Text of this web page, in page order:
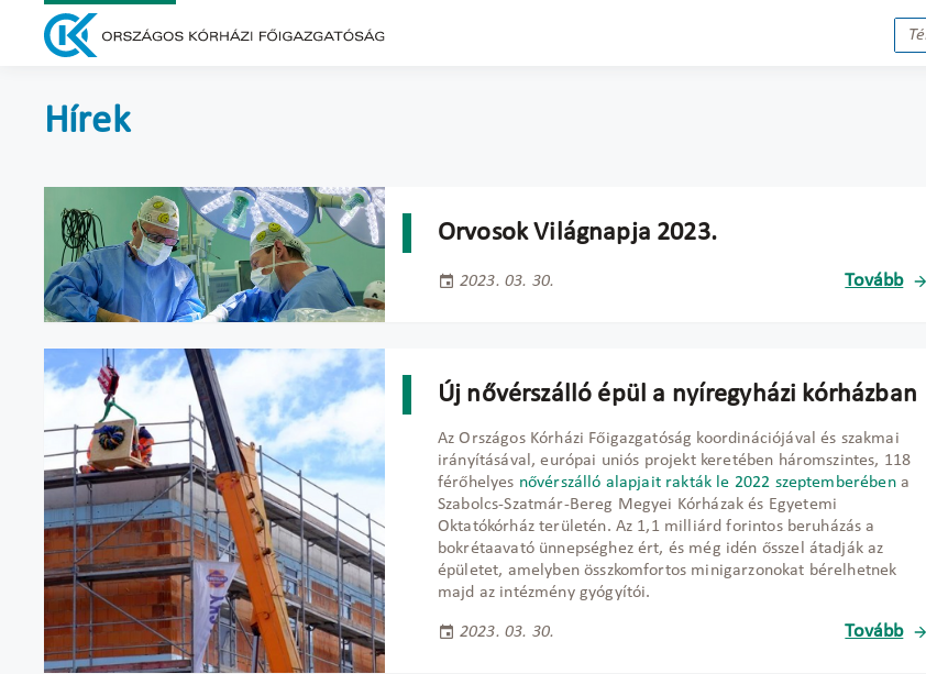
Hírek
Orvosok Világnapja 2023.
2023. 03. 30. Tovább
Új nővérszálló épül a nyíregyházi kórházban
Az Országos Kórházi Főigazgatóság koordinációjával és szakmai
irányításával, európai uniós projekt keretében háromszintes, 118
férőhelyes nővérszálló alapjait rakták le 2022 szeptemberébena
Szabolcs-Szatmár-Bereg Megyei Kórházak és Egyetemi
Oktatókórház területén. Az 1,1 milliárd forintos beruházás a
bokrétaavató ünnepséghez ért, és még idén ősszel átadják az
épületet, amelyben összkomfortos minigarzonokat bérelhetnek
majd az intézmény gyógyítói.
2023. 03. 30. Tovább